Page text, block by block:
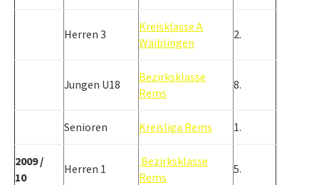
Herren 3
Kreisklasse A
Waiblingen
2.
Jungen U18
Bezirksklasse
Rems
8.
Senioren Kreisliga Rems 1.
2009 /
10
Herren 1
Bezirksklasse
Rems
5.